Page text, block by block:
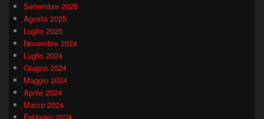
Settembre 2025
Agosto 2025
Luglio 2025
Novembre 2024
Luglio 2024
Giugno 2024
Maggio 2024
Aprile 2024
Marzo 2024